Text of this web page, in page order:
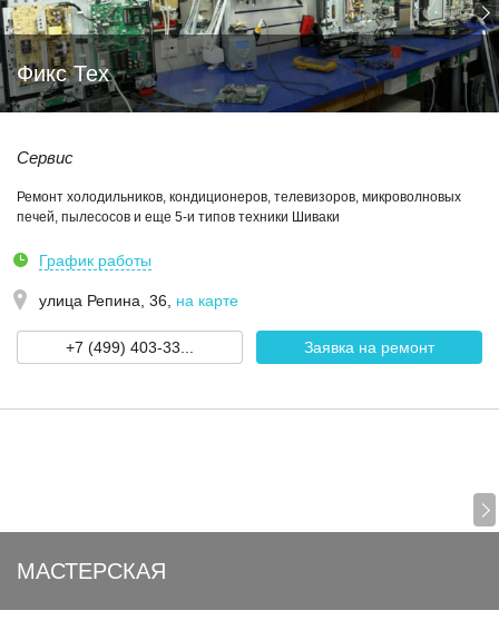
Фикс Тех
Сервис
Ремонт холодильников, кондиционеров, телевизоров, микроволновых
печей, пылесосов и еще 5-и типов техники Шиваки
График работы
улица Репина, 36 на карте
+7 (499) 403-33... Заявка на ремонт
МАСТЕРСКАЯ